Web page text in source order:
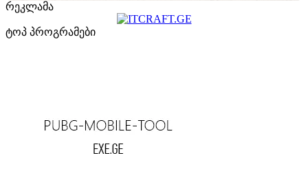
რეკლამა
ტოპ პროგრამები